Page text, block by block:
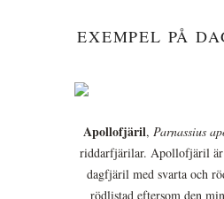
EXEMPEL PÅ
Apollofjäril, Parnassius
riddarfjärilar. Apollofjäril
dagfjäril med svarta och
rödlistad eftersom den